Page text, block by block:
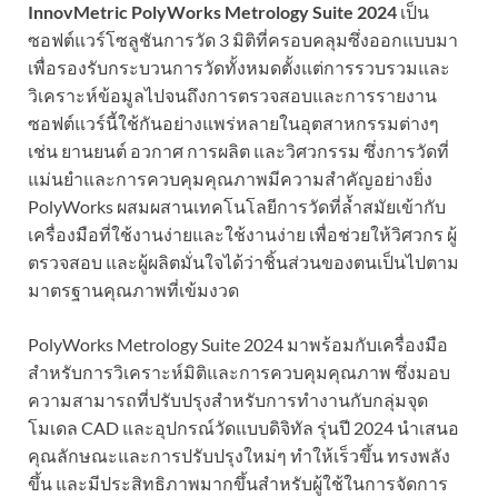
InnovMetric PolyWorks Metrology Suite 2024 เป็น
ซอฟต์แวร์โซลูชันการวัด 3 มิติที่ครอบคลุมซึ่งออกแบบมา
เพื่อรองรับกระบวนการวัดทั้งหมดตั้งแต่การรวบรวมและ
วิเคราะห์ข้อมูลไปจนถึงการตรวจสอบและการรายงาน
ซอฟต์แวร์นี้ใช้กันอย่างแพร่หลายในอุตสาหกรรมต่างๆ
เช่น ยานยนต์ อวกาศ การผลิต และวิศวกรรม ซึ่งการวัดที่
แม่นยำและการควบคุมคุณภาพมีความสำคัญอย่างยิ่ง
PolyWorks ผสมผสานเทคโนโลยีการวัดที่ล้ำสมัยเข้ากับ
เครื่องมือที่ใช้งานง่ายและใช้งานง่าย เพื่อช่วยให้วิศวกร ผู้
ตรวจสอบ และผู้ผลิตมั่นใจได้ว่าชิ้นส่วนของตนเป็นไปตาม
มาตรฐานคุณภาพที่เข้มงวด
PolyWorks Metrology Suite 2024 มาพร้อมกับเครื่องมือ
สำหรับการวิเคราะห์มิติและการควบคุมคุณภาพ ซึ่งมอบ
ความสามารถที่ปรับปรุงสำหรับการทำงานกับกลุ่มจุด
โมเดล CAD และอุปกรณ์วัดแบบดิจิทัล รุ่นปี 2024 นำเสนอ
คุณลักษณะและการปรับปรุงใหม่ๆ ทำให้เร็วขึ้น ทรงพลัง
ขึ้น และมีประสิทธิภาพมากขึ้นสำหรับผู้ใช้ในการจัดการ